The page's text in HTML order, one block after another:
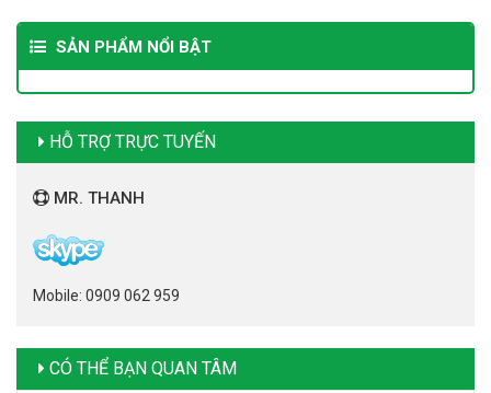
SẢN PHẨM NỔI BẬT
HỖ TRỢ TRỰC TUYẾN
MR. THANH
Mobile: 0909 062 959
CÓ THỂ BẠN QUAN TÂM